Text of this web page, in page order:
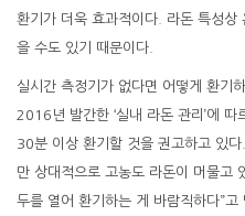
환기가 더욱 효과적이다. 라돈 특성상
을 수도 있기 때문이다.
실시간 측정기가 없다면 어떻게 환기
2016년 발간한 ‘실내 라돈 관리’에 따
30분 이상 환기할 것을 권고하고 있
만 상대적으로 고농도 라돈이 머물고
두를 열어 환기하는 게 바람직하다”고